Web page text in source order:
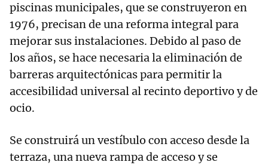
piscinas municipales, que se construyeron en
1976, precisan de una reforma integral para
mejorar sus instalaciones. Debido al paso de
los años, se hace necesaria la eliminación de
barreras arquitectónicas para permitir la
accesibilidad universal al recinto deportivo y de
ocio.
Se construirá un vestíbulo con acceso desde la
terraza, una nueva rampa de acceso y se